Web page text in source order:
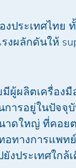
ประเทศไทย
ผลักดันให้
ผู้ผลิตเครื่อง
ารอยู่ในปัจจุ
าดใหญ่ ที่คอย
ทางการแพท
ประเทศใกล้